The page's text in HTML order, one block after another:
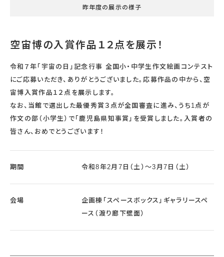
昨年度の展示の様子
空宙博の入賞作品１２点を展示！
令和７年「宇宙の日」記念行事 全国小・中学生作文絵画コンテスト
にご応募いただき、ありがとうございました。応募作品の中から、空
宙博入賞作品１２点を展示します。
なお、当館で選出した最優秀賞３点が全国審査に進み、うち1点が
作文の部（小学生）で「鹿児島県知事賞」を受賞しました。入賞者の
皆さん、おめでとうございます！
期間 令和8年2月7日（土）～3月7日（土）
会場
企画棟「スペースボックス」ギャラリースペ
ース（渡り廊下壁面）